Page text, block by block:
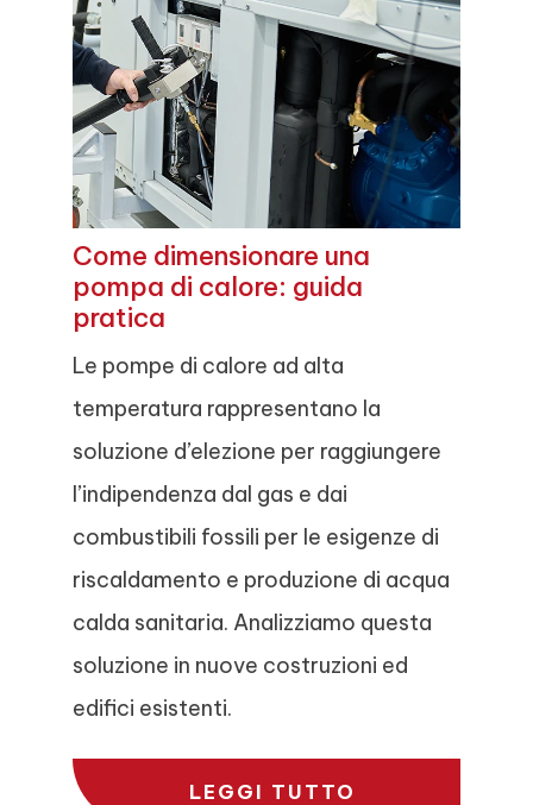
Come dimensionare una
pompa di calore: guida
pratica
Le pompe di calore ad alta
temperatura rappresentano la
soluzione d’elezione per raggiungere
l’indipendenza dal gas e dai
combustibili fossili per le esigenze di
riscaldamento e produzione di acqua
calda sanitaria. Analizziamo questa
soluzione in nuove costruzioni ed
edifici esistenti.
LEGGI TUTTO